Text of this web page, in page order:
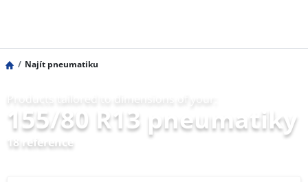
Najít pneumatiku
155/80 R13 pneumatiky
18 reference